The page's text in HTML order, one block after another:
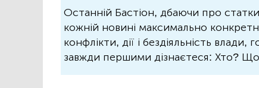
Останній Бастіон, дбаючи про
кожній новині максимально
конфлікти, дії і бездіяльність
завжди першими дізнаєтеся: Хто?